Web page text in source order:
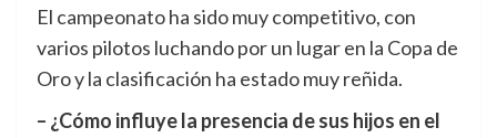
El campeonato ha sido muy competitivo, con
varios pilotos luchando por un lugar en la Copa de
Oro y la clasificación ha estado muy reñida.
– ¿Cómo influye la presencia de sus hijos en el